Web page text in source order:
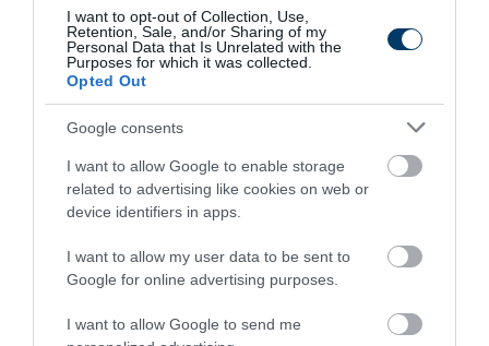
I want to opt-out of Collection, Use,
Retention, Sale, and/or Sharing of my
Personal Data that Is Unrelated with the
Purposes for which it was collected.
Opted Out
Google consents
I want to allow Google to enable storage
related to advertising like cookies on web or
device identifiers in apps.
I want to allow my user data to be sent to
Google for online advertising purposes.
I want to allow Google to send me
tragédiát(járványok, forradalmi kivégzések) és
államreformotegyaránt magában foglal – ezért marad
Terézia dinasztiája a 18. századi Európa egyik
legizgalmasabb és legtanulságosabb fejezete.
9 h 51 min